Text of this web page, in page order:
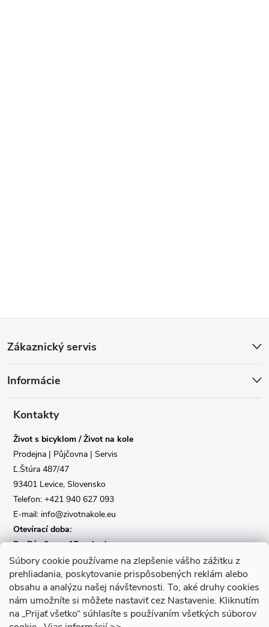
Súbory cookie používame na zlepšenie vášho zážitku z
prehliadania, poskytovanie prispôsobených reklám alebo
obsahu a analýzu našej návštevnosti. To, aké druhy cookies
nám umožníte si môžete nastaviť cez Nastavenie. Kliknutím
na „Prijať všetko“ súhlasíte s používaním všetkých súborov
p
Zákaznický servis
Informácie
Kontakty
Život s bicyklom / Život na kole
Prodejna | Půjčovna | Servis
Ľ.Štúra 487/47
93401 Levice, Slovensko
Telefon: +421 940 627 093
E-mail: info@zivotnakole.eu
Otevírací doba:
Po-Pá : 9,oo - 17,oo hod
So : 9,oo - 12,oo | Ne : Zavřeno
Kontaktní formulář